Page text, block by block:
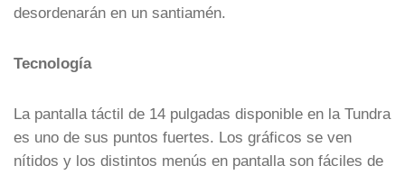
desordenarán en un santiamén.
Tecnología
La pantalla táctil de 14 pulgadas disponible en la Tundra
es uno de sus puntos fuertes. Los gráficos se ven
nítidos y los distintos menús en pantalla son fáciles de